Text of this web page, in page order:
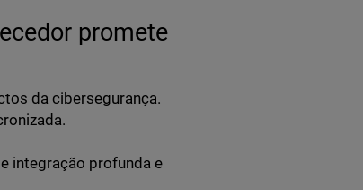
promete
da cibersegurança.
integração profunda e